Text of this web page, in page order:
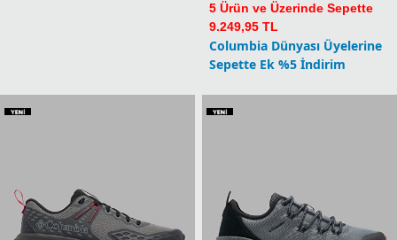
5 Ürün ve Üzerinde Sepette
9.249,95 TL
Columbia Dünyası Üyelerine
Sepette Ek %5 İndirim